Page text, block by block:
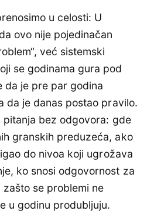
u celosti: U
ovo nije pojedinačan
već sistemski
se godinama gura pod
da je pre par godina
da je danas postao pravilo.
pitanja bez odgovora: gde
granskih preduzeća, ako
do nivoa koji ugrožava
ko snosi odgovornost za
se problemi ne
u godinu produbljuju.